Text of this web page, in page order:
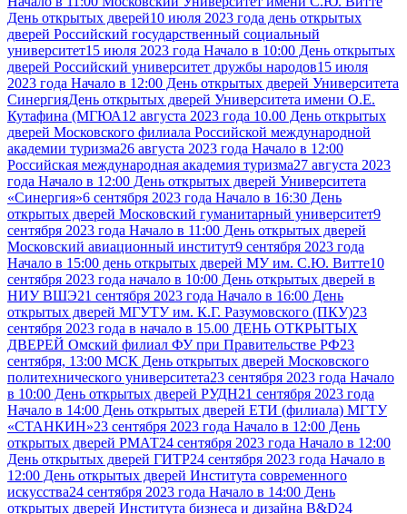
День открытых дверей10 июля 2023 года день открытых
дверей Российский государственный социальный
университет15 июля 2023 года Начало в 10:00 День открытых
дверей Российский университет дружбы народов15 июля
2023 года Начало в 12:00 День открытых дверей Университета
СинергияДень открытых дверей Университета имени О.Е.
Кутафина (МГЮА12 августа 2023 года 10.00 День открытых
дверей Московского филиала Российской международной
академии туризма26 августа 2023 года Начало в 12:00
Российская международная академия туризма27 августа 2023
года Начало в 12:00 День открытых дверей Университета
«Синергия»6 сентября 2023 года Начало в 16:30 День
открытых дверей Московский гуманитарный университет9
сентября 2023 года Начало в 11:00 День открытых дверей
Московский авиационный институт9 сентября 2023 года
Начало в 15:00 день открытых дверей МУ им. С.Ю. Витте10
сентября 2023 года начало в 10:00 День открытых дверей в
НИУ ВШЭ21 сентября 2023 года Начало в 16:00 День
открытых дверей МГУТУ им. К.Г. Разумовского (ПКУ)23
сентября 2023 года в начало в 15.00 ДЕНЬ ОТКРЫТЫХ
ДВЕРЕЙ Омский филиал ФУ при Правительстве РФ23
сентября, 13:00 МСК День открытых дверей Московского
политехнического университета23 сентября 2023 года Начало
в 10:00 День открытых дверей РУДН21 сентября 2023 года
Начало в 14:00 День открытых дверей ЕТИ (филиала) МГТУ
«СТАНКИН»23 сентября 2023 года Начало в 12:00 День
открытых дверей РМАТ24 сентября 2023 года Начало в 12:00
День открытых дверей ГИТР24 сентября 2023 года Начало в
12:00 День открытых дверей Института современного
искусства24 сентября 2023 года Начало в 14:00 День
открытых дверей Института бизнеса и дизайна B&D24